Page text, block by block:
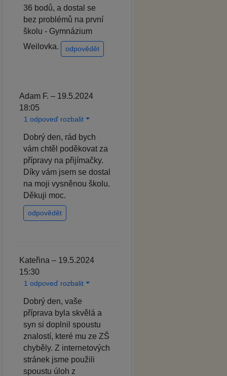
36 bodů, a dostal se
bez problémů na první
školu - Gymnázium
Weilovka.
odpovědět
Adam F. – 19.5.2024
18:05
1 odpoveď rozbalit
Dobrý den, rád bych
vám chtěl poděkovat za
přípravy na přijímačky.
Díky vám jsem se dostal
na moji vysněnou školu.
Děkuji moc.
odpovědět
Kateřina – 19.5.2024
15:30
1 odpoveď rozbalit
Dobrý den, vaše
příprava byla skvělá a
syn si doplnil spoustu
znalostí, které mu ze ZŠ
chyběly. Z internetových
stránek jsme použili
spoustu úloh z